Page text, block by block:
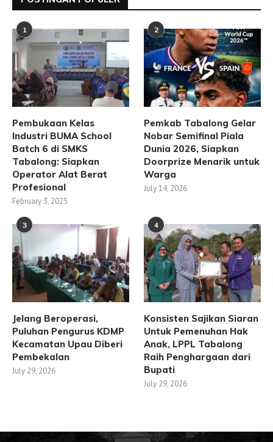
1
Pembukaan Kelas
Industri BUMA School
Batch 6 di SMKS
Tabalong: Siapkan
Operator Alat Berat
Profesional
February 3, 2025
2
Pemkab Tabalong Gelar
Nobar Semifinal Piala
Dunia 2026, Siapkan
Doorprize Menarik untuk
Warga
July 14, 2026
3
Jelang Beroperasi,
Puluhan Pengurus KDMP
Kecamatan Upau Diberi
Pembekalan
July 29, 2026
4
Konsisten Sajikan Siaran
Untuk Pemenuhan Hak
Anak, LPPL Tabalong
Raih Penghargaan dari
Bupati
July 29, 2026